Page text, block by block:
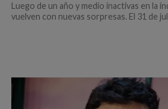
Luego de un año y medio inactivas en la
vuelven con nuevas sorpresas. El 31 de